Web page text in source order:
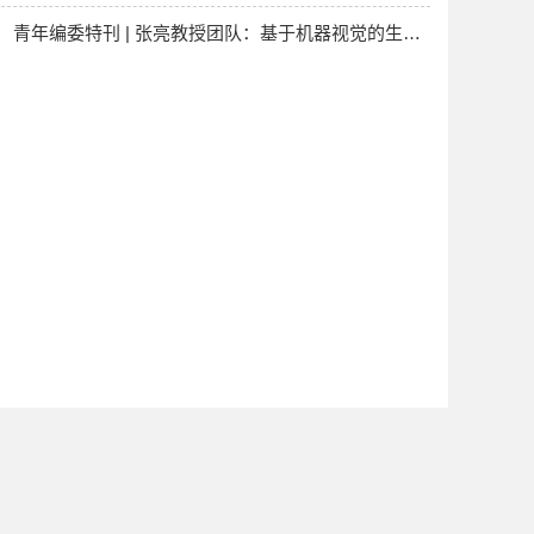
青年编委特刊 | 张亮教授团队：基于机器视觉的生化池监测技术